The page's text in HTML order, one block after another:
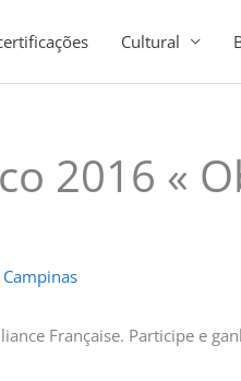
Cultural
2016 «
Française. Participe e